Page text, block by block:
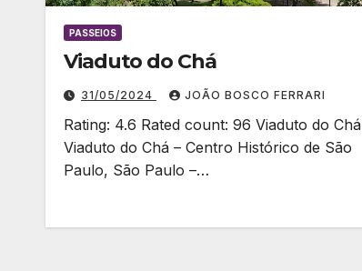
PASSEIOS
Viaduto do Chá
31/05/2024 JOÃO BOSCO FERRARI
Rating: 4.6 Rated count: 96 Viaduto do Chá
Viaduto do Chá – Centro Histórico de São
Paulo, São Paulo –…